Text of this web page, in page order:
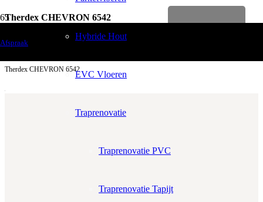
Afspraak
Hybride Hout
EVC Vloeren
Traprenovatie
Traprenovatie PVC
Traprenovatie Tapijt
Therdex CHEVRON 6542
Therdex CHEVRON 6542
+
✓
10% Snijverlies